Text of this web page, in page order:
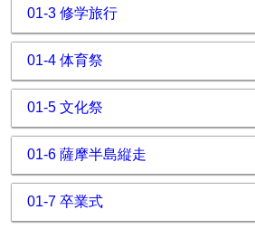
01-3 修学旅行
01-4 体育祭
01-5 文化祭
01-6 薩摩半島縦走
01-7 卒業式